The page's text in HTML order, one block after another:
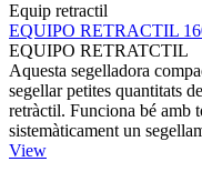
Equip retractil
EQUIPO RETRACTIL
EQUIPO RETRATCTIL
Aquesta segelladora
segellar petites quantitats
retràctil. Funciona bé amb
sistemàticament un
View